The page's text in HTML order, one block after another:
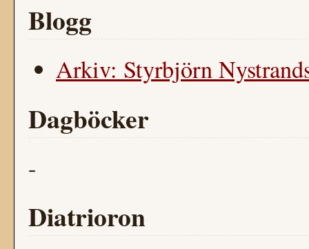
Blogg
Arkiv: Styrbjörn
Dagböcker
-
Diatrioron